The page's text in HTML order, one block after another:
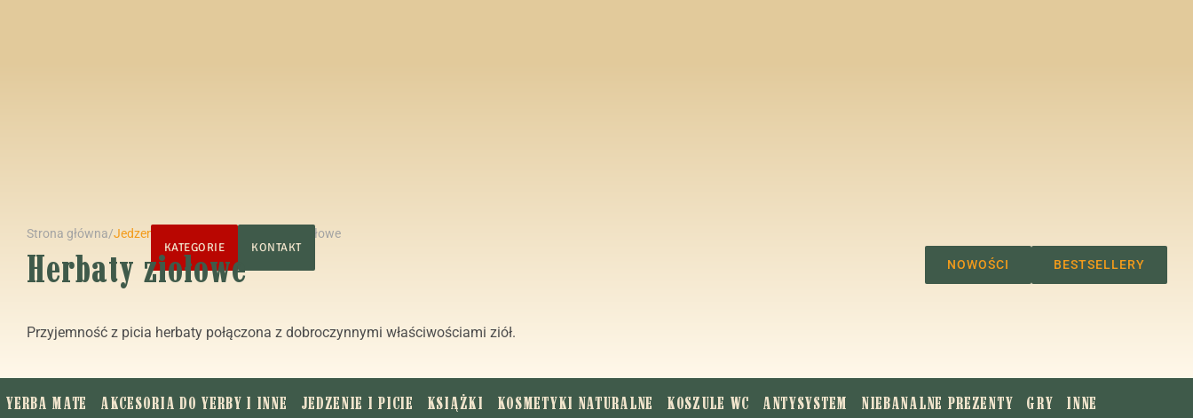
KATEGORIE KONTAKT
Strona główna/Jedzenie i picie Herbaty ziołowe
Herbaty ziołowe NOWOŚCI BESTSELLERY
Przyjemność z picia herbaty połączona z dobroczynnymi właściwościami ziół.
YERBA MATE AKCESORIA DO YERBY I INNE JEDZENIE I PICIE KSIĄŻKI KOSMETYKI NATURALNE KOSZULE WC ANTYSYSTEM NIEBANALNE PREZENTY GRY INNE